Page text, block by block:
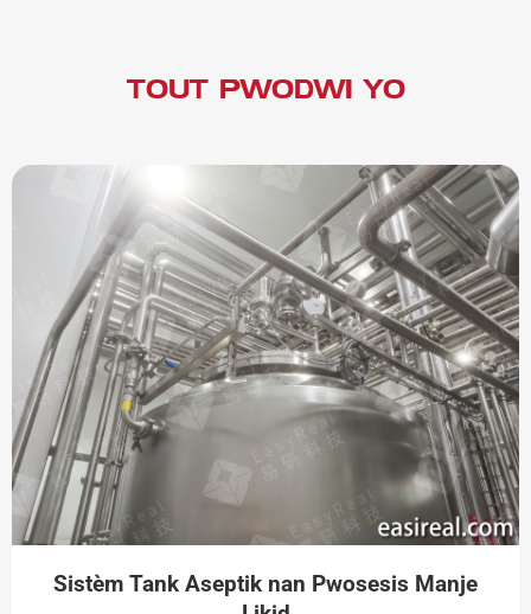
TOUT PWODWI YO
Sistèm Tank Aseptik nan Pwosesis Manje